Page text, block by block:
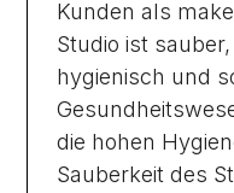
Kunden als
Studio ist
hygienisch und
die hohen
Sauberkeit des